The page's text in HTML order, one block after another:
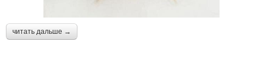
читать дальше →